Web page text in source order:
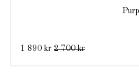
1 890 kr 2 700 kr